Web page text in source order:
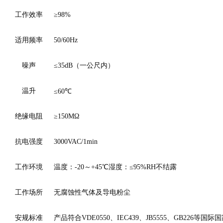
工作效率 ≥98%
适用频率 50/60Hz
噪声 ≤35dB（一公尺内）
温升 ≤60℃
绝缘电阻 ≥150MΩ
抗电强度 3000VAC/1min
工作环境 温度：-20～+45℃湿度：≤95%RH不结露
工作场所 无腐蚀性气体及导电粉尘
安规标准 产品符合VDE0550、IEC439、JB5555、GB226等国际